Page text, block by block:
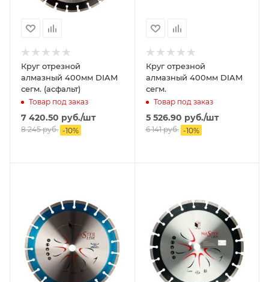
Круг отрезной
алмазный 400мм DIAM
сегм. (асфальт)
Товар под заказ
7 420.50 руб./шт
8 245руб. -10%
Круг отрезной
алмазный 400мм DIAM
сегм.
Товар под заказ
5 526.90 руб./шт
6 141руб. -10%